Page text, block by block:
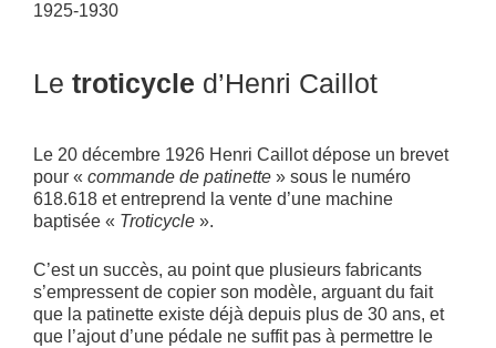
1925-1930
Le troticycle d’Henri Caillot
Le 20 décembre 1926 Henri Caillot dépose un brevet
pour « commande de patinette » sous le numéro
618.618 et entreprend la vente d’une machine
baptisée « Troticycle ».
C’est un succès, au point que plusieurs fabricants
s’empressent de copier son modèle, arguant du fait
que la patinette existe déjà depuis plus de 30 ans, et
que l’ajout d’une pédale ne suffit pas à permettre le